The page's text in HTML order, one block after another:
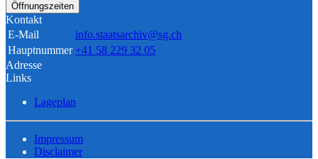
Öffnungszeiten
Kontakt
E-Mail
info.staatsarchiv@sg.ch
Hauptnummer +41 58 229 32 05
Adresse
Links
Lageplan
Impressum
Disclaimer